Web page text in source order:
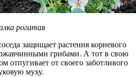
рогатая
защищает растения корневого
грибами. А тот в свою
отпугивает от своего заботливого
муху.